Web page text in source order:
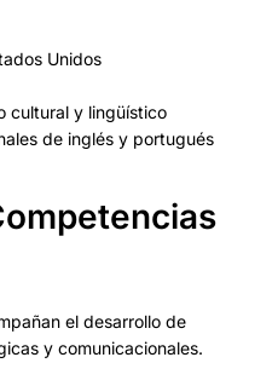
Unidos
cultural y lingüístico
de inglés y portugués
el desarrollo de
y comunicacionales.